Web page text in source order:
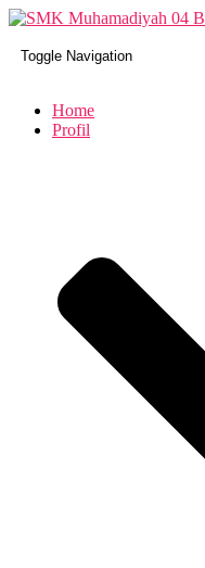
Toggle Navigation
Home
Profil